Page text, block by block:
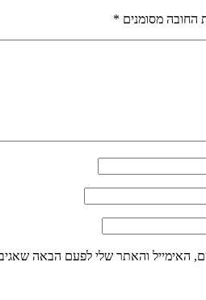
החובה מסומנים *
האימייל והאתר שלי לפעם הבאה